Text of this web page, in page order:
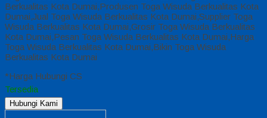
Berkualitas Kota Dumai,Produsen Toga Wisuda Berkualitas Kota
Dumai,Jual Toga Wisuda Berkualitas Kota Dumai,Supplier Toga
Wisuda Berkualitas Kota Dumai,Grosir Toga Wisuda Berkualitas
Kota Dumai,Pesan Toga Wisuda Berkualitas Kota Dumai,Harga
Toga Wisuda Berkualitas Kota Dumai,Bikin Toga Wisuda
Berkualitas Kota Dumai
*Harga Hubungi CS
Tersedia
Hubungi Kami